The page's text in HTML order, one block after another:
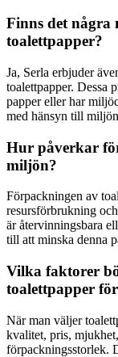
Finns det några
toalettpapper?
Ja, Serla erbjuder
toalettpapper. Dessa
papper eller har
med hänsyn till
Hur påverkar
miljön?
Förpackningen av
resursförbrukning
är återvinningsbara
till att minska denna
Vilka faktorer
toalettpapper
När man väljer
kvalitet, pris,
förpackningsstorlek.